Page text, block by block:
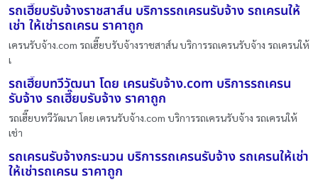
รถเฮี๊ยบรับจ้างราชสาส์น บริการรถเครนรับจ้าง รถเครนให้
เช่า ให้เช่ารถเครน ราคาถูก
เครนรับจ้าง.com รถเฮี๊ยบรับจ้างราชสาส์น บริการรถเครนรับจ้าง รถเครนให้
เ
รถเฮี๊ยบทวีวัฒนา โดย เครนรับจ้าง.com บริการรถเครน
รับจ้าง รถเฮี๊ยบรับจ้าง ราคาถูก
รถเฮี๊ยบทวีวัฒนา โดย เครนรับจ้าง.com บริการรถเครนรับจ้าง รถเครนให้
เช่า
รถเครนรับจ้างกระนวน บริการรถเครนรับจ้าง รถเครนให้เช่า
ให้เช่ารถเครน ราคาถูก